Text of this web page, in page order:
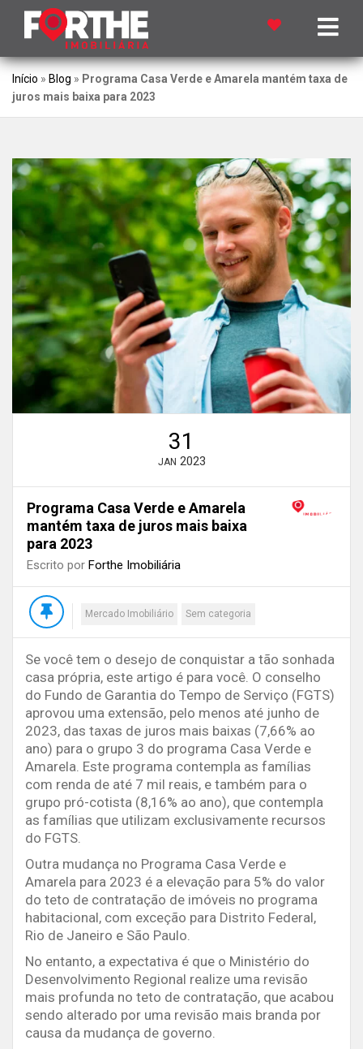
Início » Blog » Programa Casa Verde e Amarela mantém taxa de
juros mais baixa para 2023
31
JAN 2023
Programa Casa Verde e Amarela
mantém taxa de juros mais baixa
para 2023
Escrito por Forthe Imobiliária
Mercado Imobiliário Sem categoria
Se você tem o desejo de conquistar a tão sonhada
casa própria, este artigo é para você. O conselho
do Fundo de Garantia do Tempo de Serviço (FGTS)
aprovou uma extensão, pelo menos até junho de
2023, das taxas de juros mais baixas (7,66% ao
ano) para o grupo 3 do programa Casa Verde e
Amarela. Este programa contempla as famílias
com renda de até 7 mil reais, e também para o
grupo pró-cotista (8,16% ao ano), que contempla
as famílias que utilizam exclusivamente recursos
do FGTS.
Outra mudança no Programa Casa Verde e
Amarela para 2023 é a elevação para 5% do valor
do teto de contratação de imóveis no programa
habitacional, com exceção para Distrito Federal,
Rio de Janeiro e São Paulo.
No entanto, a expectativa é que o Ministério do
Desenvolvimento Regional realize uma revisão
mais profunda no teto de contratação, que acabou
sendo alterado por uma revisão mais branda por
causa da mudança de governo.